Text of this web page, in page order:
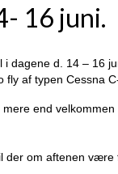
16 juni.
i dagene d. 14 – 16
fly af typen Cessna
end
der om aftenen være